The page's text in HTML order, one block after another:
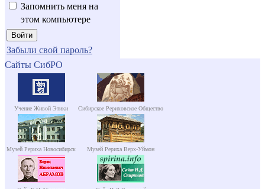
Запомнить меня на
этом компьютере
Забыли свой пароль?
Сайты СибРО
Учение Живой Этики Сибирское Рериховское Общество
Музей Рериха Новосибирск Музей Рериха Верх-Уймон